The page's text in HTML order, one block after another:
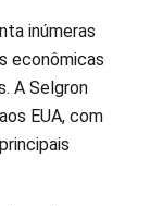
inúmeras
econômicas
A Selgron
EUA, com